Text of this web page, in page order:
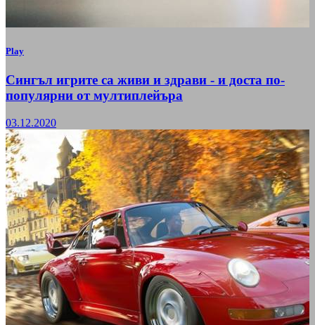
Play
Сингъл игрите са живи и здрави - и доста по-
популярни от мултиплейъра
03.12.2020